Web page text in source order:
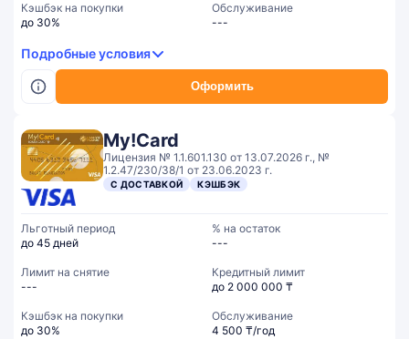
Оформить
Кэшбэк на покупки
до 30%
Обслуживание
---
Подробные условия
My!Card
Лицензия № 1.1.601.130 от 13.07.2026 г., №
1.2.47/230/38/1 от 23.06.2023 г.
С ДОСТАВКОЙ КЭШБЭК
Льготный период
до 45 дней
% на остаток
---
Лимит на снятие
---
Кредитный лимит
до 2 000 000 ₸
Кэшбэк на покупки
до 30%
Обслуживание
4 500 ₸/год